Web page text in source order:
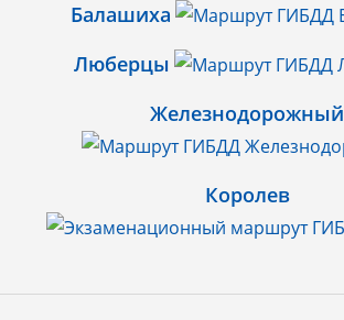
Балашиха
Люберцы
Железнодорожный
Королев